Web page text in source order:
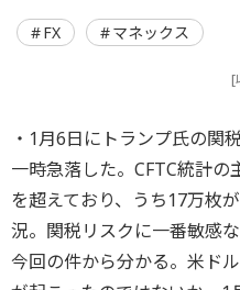
FX マネックス
[
・1月6日にトランプ氏の関
一時急落した。CFTC統計
を超えており、うち17万枚
況。関税リスクに一番敏感
今回の件から分かる。米ド